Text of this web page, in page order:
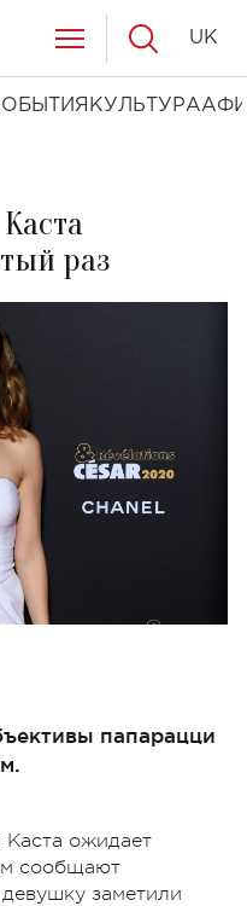
КУЛЬТУРА
UK
раз
папарацци
ожидает
сообщают
заметили